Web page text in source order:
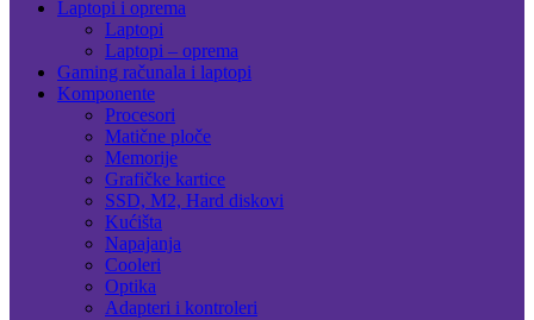
Laptopi i oprema
Laptopi
Laptopi – oprema
Gaming računala i laptopi
Komponente
Procesori
Matične ploče
Memorije
Grafičke kartice
SSD, M2, Hard diskovi
Kućišta
Napajanja
Cooleri
Optika
Adapteri i kontroleri